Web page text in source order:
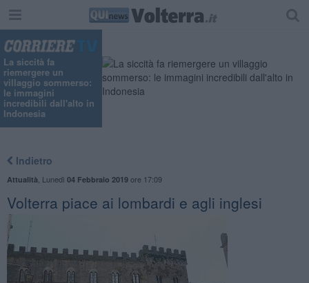
La siccità fa
riemergere un
villaggio sommerso:
le immagini
incredibili dall'alto in
Indonesia
Indietro
Attualità Lunedì 04 Febbraio 2019ore 17:09
Volterra piace ai lombardi e agli inglesi